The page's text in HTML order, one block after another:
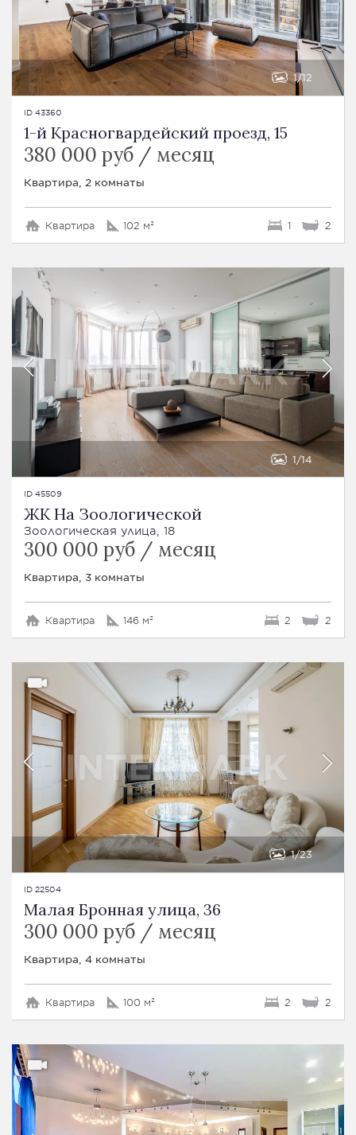
1 12
ID 43360
1-й Красногвардейский проезд, 15
380 000 руб / месяц
Квартира, 2 комнаты
Квартира 102 м² 1 2
1 14
ID 45509
ЖК На Зоологической
Зоологическая улица, 18
300 000 руб / месяц
Квартира, 3 комнаты
Квартира 146 м² 2 2
1 23
ID 22504
Малая Бронная улица, 36
300 000 руб / месяц
Квартира, 4 комнаты
Квартира 100 м² 2 2